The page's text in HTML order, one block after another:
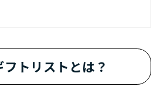
フトリストとは？